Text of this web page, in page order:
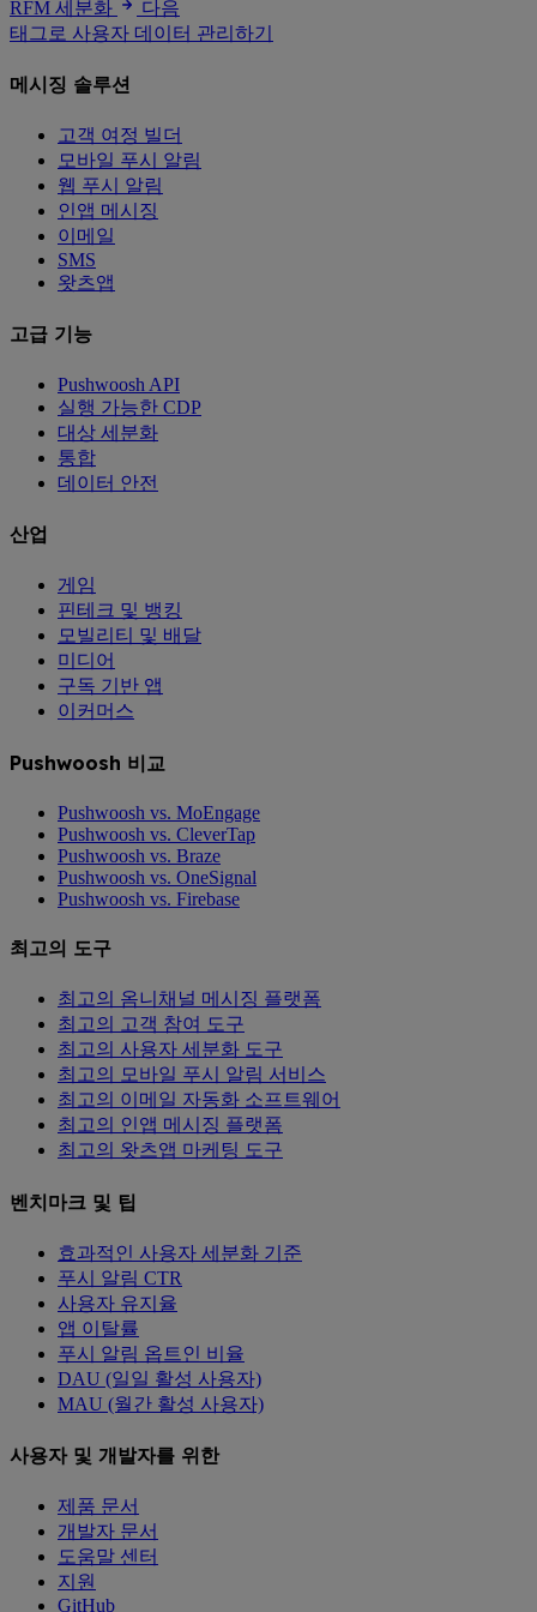
RFM 세분화
다음
태그로 사용자 데이터 관리하기
메시징 솔루션
고객 여정 빌더
모바일 푸시 알림
웹 푸시 알림
인앱 메시징
이메일
SMS
왓츠앱
고급 기능
Pushwoosh API
실행 가능한 CDP
대상 세분화
통합
데이터 안전
산업
게임
핀테크 및 뱅킹
모빌리티 및 배달
미디어
구독 기반 앱
이커머스
Pushwoosh 비교
Pushwoosh vs. MoEngage
Pushwoosh vs. CleverTap
Pushwoosh vs. Braze
Pushwoosh vs. OneSignal
Pushwoosh vs. Firebase
최고의 도구
최고의 옴니채널 메시징 플랫폼
최고의 고객 참여 도구
최고의 사용자 세분화 도구
최고의 모바일 푸시 알림 서비스
최고의 이메일 자동화 소프트웨어
최고의 인앱 메시징 플랫폼
최고의 왓츠앱 마케팅 도구
벤치마크 및 팁
효과적인 사용자 세분화 기준
푸시 알림 CTR
사용자 유지율
앱 이탈률
푸시 알림 옵트인 비율
DAU (일일 활성 사용자)
MAU (월간 활성 사용자)
사용자 및 개발자를 위한
제품 문서
개발자 문서
도움말 센터
지원
GitHub